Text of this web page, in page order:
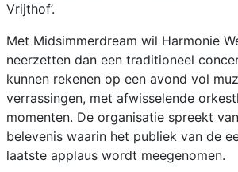
Vrijthof’.
Met Midsimmerdream wil Harmonie
neerzetten dan een traditioneel
kunnen rekenen op een avond vol
verrassingen, met afwisselende
momenten. De organisatie spreekt
belevenis waarin het publiek van de
laatste applaus wordt meegenomen.